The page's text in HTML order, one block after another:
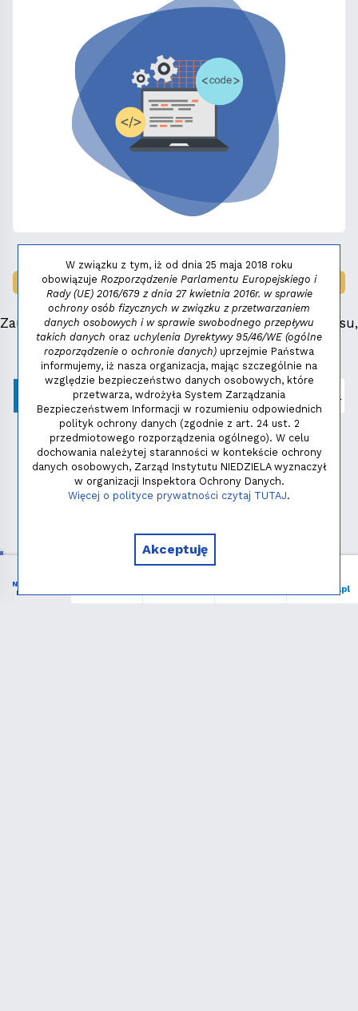
LAUREAT NAGRODY:MAŁY FENIKS 2025
Zauważyłeś błąd, masz propozycje dotyczące serwisu,
napisz:niezbednik@niedziela.pl
Polityka prywatności
Copyright © 2026 - Instytut NIEDZIELA
NIEZBĘDNIK
KATOLIKA
niedziela.pl
W związku z tym, iż od dnia 25 maja 2018 roku
obowiązuje Rozporządzenie Parlamentu Europejskiego i
Rady (UE) 2016/679 z dnia 27 kwietnia 2016r. w sprawie
ochrony osób fizycznych w związku z przetwarzaniem
danych osobowych i w sprawie swobodnego przepływu
takich danych oraz uchylenia Dyrektywy 95/46/WE (ogólne
rozporządzenie o ochronie danych) uprzejmie Państwa
informujemy, iż nasza organizacja, mając szczególnie na
względzie bezpieczeństwo danych osobowych, które
przetwarza, wdrożyła System Zarządzania
Bezpieczeństwem Informacji w rozumieniu odpowiednich
polityk ochrony danych (zgodnie z art. 24 ust. 2
przedmiotowego rozporządzenia ogólnego). W celu
dochowania należytej staranności w kontekście ochrony
danych osobowych, Zarząd Instytutu NIEDZIELA wyznaczył
w organizacji Inspektora Ochrony Danych.
Więcej o polityce prywatności czytaj TUTAJ.
Akceptuję